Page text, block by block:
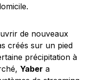
de nouveaux
créés sur un pied
précipitation à
Yaber a